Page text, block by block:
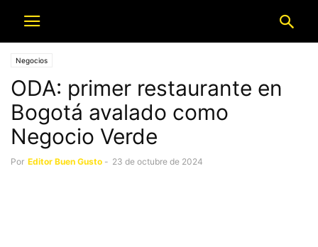
Negocios
ODA: primer restaurante en
Bogotá avalado como
Negocio Verde
Por Editor Buen Gusto - 23 de octubre de 2024